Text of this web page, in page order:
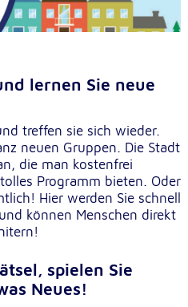
lernen Sie neue
treffen sie sich wieder.
neuen Gruppen. Die Stadt
die man kostenfrei
Programm bieten. Oder
Hier werden Sie schnell
können Menschen direkt
spielen Sie
Neues!